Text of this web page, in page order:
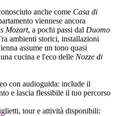
anche come Casa di
viennese ancora
Mozart, a pochi passi dal Duomo
ambienti storici, installazioni
assume un tono quasi
cucina e l'eco delle Nozze di
con audioguida: include il
e lascia flessibile il tuo percorso
tour e attività disponibili: